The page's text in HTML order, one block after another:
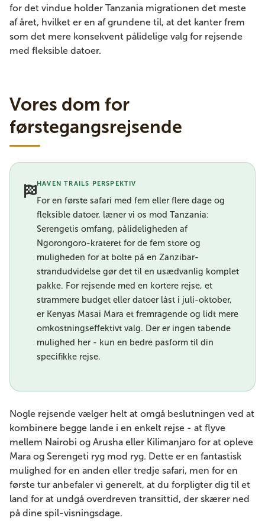
for det vindue holder Tanzania migrationen det meste
af året, hvilket er en af ​​grundene til, at det kanter frem
som det mere konsekvent pålidelige valg for rejsende
med fleksible datoer.
Vores dom for
førstegangsrejsende
HAVEN TRAILS PERSPEKTIV
For en første safari med fem eller flere dage og
fleksible datoer, læner vi os mod Tanzania:
Serengetis omfang, pålideligheden af
Ngorongoro-krateret for de fem store og
muligheden for at bolte på en Zanzibar-
strandudvidelse gør det til en usædvanlig komplet
pakke. For rejsende med en kortere rejse, et
strammere budget eller datoer låst i juli-oktober,
er Kenyas Masai Mara et fremragende og lidt mere
omkostningseffektivt valg. Der er ingen tabende
mulighed her - kun en bedre pasform til din
specifikke rejse.
Nogle rejsende vælger helt at omgå beslutningen ved at
kombinere begge lande i en enkelt rejse - at flyve
mellem Nairobi og Arusha eller Kilimanjaro for at opleve
Mara og Serengeti ryg mod ryg. Dette er en fantastisk
mulighed for en anden eller tredje safari, men for en
første tur anbefaler vi generelt, at du forpligter dig til et
land for at undgå overdreven transittid, der skærer ned
på dine spil-visningsdage.